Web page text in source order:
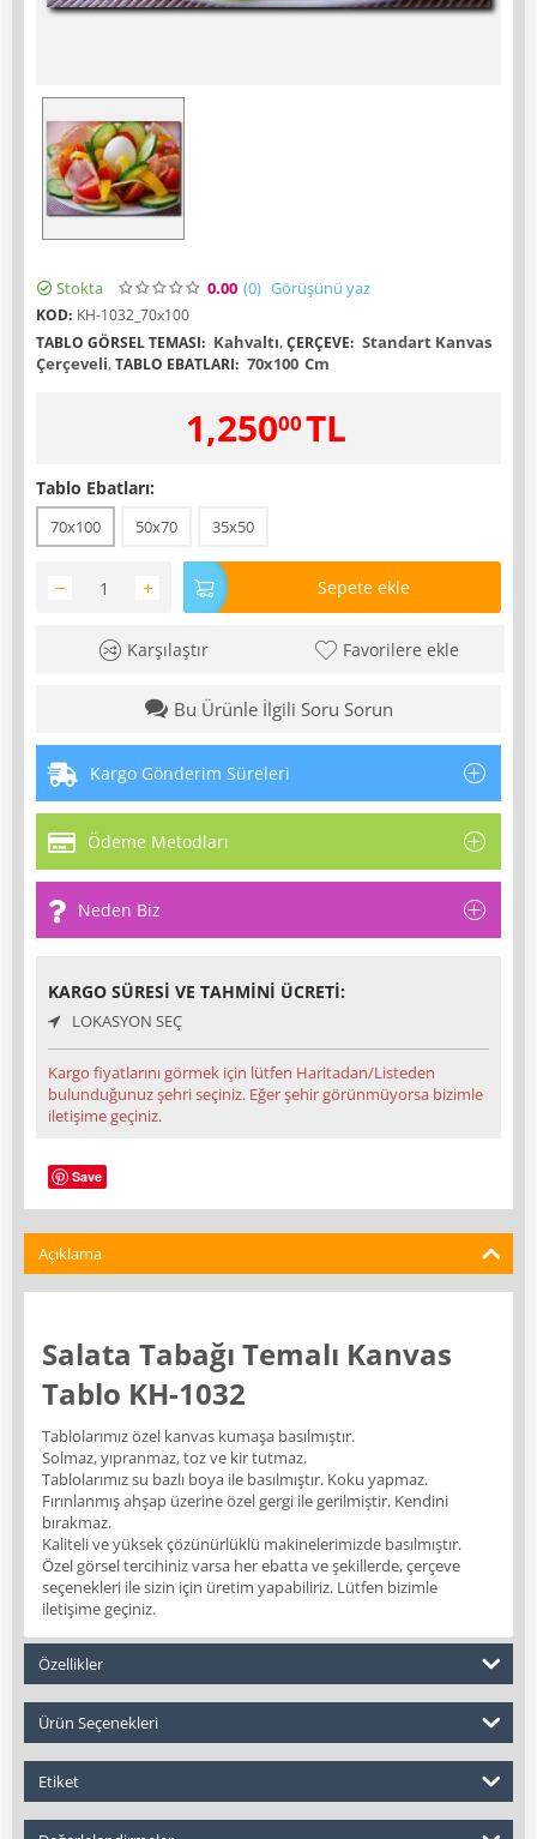
Stokta 0.00 (0) Görüşünü yaz
KOD: KH-1032_70x100
TABLO GÖRSEL TEMASI: Kahvaltı,ÇERÇEVE: Standart Kanvas
Çerçeveli,TABLO EBATLARI: 70x100 Cm
1,25000TL
Tablo Ebatları:
70x100 50x70 35x50
+
− Sepete ekle
Karşılaştır Favorilere ekle
Bu Ürünle İlgili Soru Sorun
Kargo Gönderim Süreleri
Ödeme Metodları
Neden Biz
KARGO SÜRESI VE TAHMINI ÜCRETI:
LOKASYON SEÇ
Kargo fiyatlarını görmek için lütfen Haritadan/Listeden
bulunduğunuz şehri seçiniz. Eğer şehir görünmüyorsa bizimle
iletişime geçiniz.
Save
Açıklama
Salata Tabağı Temalı Kanvas
Tablo KH-1032
Tablolarımız özel kanvas kumaşa basılmıştır.
Solmaz, yıpranmaz, toz ve kir tutmaz.
Tablolarımız su bazlı boya ile basılmıştır. Koku yapmaz.
Fırınlanmış ahşap üzerine özel gergi ile gerilmiştir. Kendini
bırakmaz.
Kaliteli ve yüksek çözünürlüklü makinelerimizde basılmıştır.
Özel görsel tercihiniz varsa her ebatta ve şekillerde, çerçeve
seçenekleri ile sizin için üretim yapabiliriz. Lütfen bizimle
iletişime geçiniz.
Özellikler
Ürün Seçenekleri
Etiket